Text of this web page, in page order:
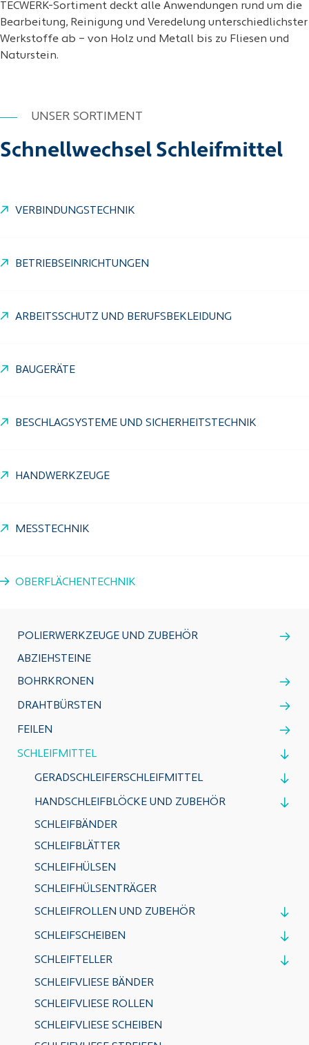
TECWERK-Sortiment deckt alle Anwendungen rund um die
Bearbeitung, Reinigung und Veredelung unterschiedlichster
Werkstoffe ab – von Holz und Metall bis zu Fliesen und
Naturstein.
UNSER SORTIMENT
Schnellwechsel Schleifmittel
VERBINDUNGSTECHNIK
BETRIEBSEINRICHTUNGEN
ARBEITSSCHUTZ UND BERUFSBEKLEIDUNG
BAUGERÄTE
BESCHLAGSYSTEME UND SICHERHEITSTECHNIK
HANDWERKZEUGE
MESSTECHNIK
OBERFLÄCHENTECHNIK
POLIERWERKZEUGE UND ZUBEHÖR
ABZIEHSTEINE
BOHRKRONEN
DRAHTBÜRSTEN
FEILEN
SCHLEIFMITTEL
GERADSCHLEIFERSCHLEIFMITTEL
HANDSCHLEIFBLÖCKE UND ZUBEHÖR
SCHLEIFBÄNDER
SCHLEIFBLÄTTER
SCHLEIFHÜLSEN
SCHLEIFHÜLSENTRÄGER
SCHLEIFROLLEN UND ZUBEHÖR
SCHLEIFSCHEIBEN
SCHLEIFTELLER
SCHLEIFVLIESE BÄNDER
SCHLEIFVLIESE ROLLEN
SCHLEIFVLIESE SCHEIBEN